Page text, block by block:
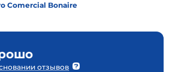
Comercial Bonaire
отзывов